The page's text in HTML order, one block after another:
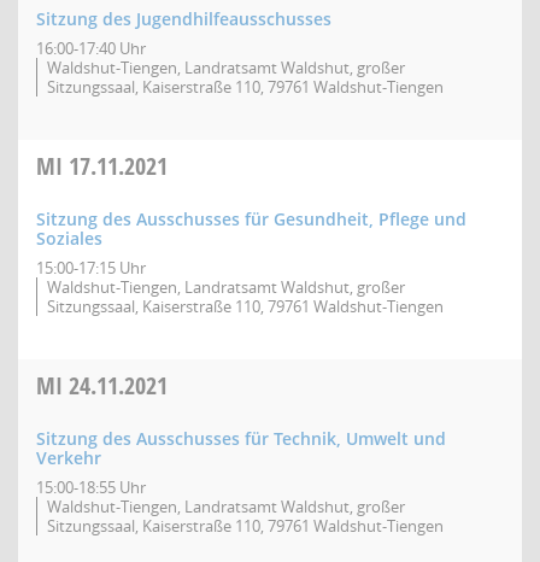
Sitzung des Jugendhilfeausschusses
16:00-17:40 Uhr
Waldshut-Tiengen, Landratsamt Waldshut, großer
Sitzungssaal, Kaiserstraße 110, 79761 Waldshut-Tiengen
MI 17.11.2021
Sitzung des Ausschusses für Gesundheit, Pflege und
Soziales
15:00-17:15 Uhr
Waldshut-Tiengen, Landratsamt Waldshut, großer
Sitzungssaal, Kaiserstraße 110, 79761 Waldshut-Tiengen
MI 24.11.2021
Sitzung des Ausschusses für Technik, Umwelt und
Verkehr
15:00-18:55 Uhr
Waldshut-Tiengen, Landratsamt Waldshut, großer
Sitzungssaal, Kaiserstraße 110, 79761 Waldshut-Tiengen